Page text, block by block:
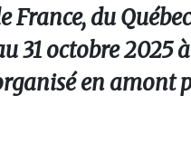
France, du
31 octobre 2025 à
en amont